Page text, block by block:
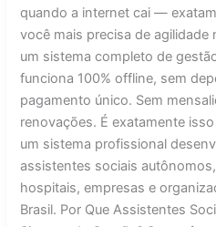
quando a internet cai —
você mais precisa de
um sistema completo de
funciona 100% offline, sem
pagamento único. Sem
renovações. É exatamente isso
um sistema profissional
assistentes sociais autônomos,
hospitais, empresas e
Brasil. Por Que Assistentes